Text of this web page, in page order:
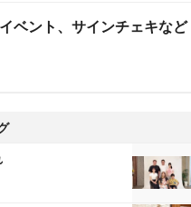
ベント、サインチェキなど